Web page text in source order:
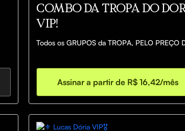
COMBO DA TROPA DO
VIP!
Todos os GRUPOS da TROPA, PELO PREÇO
Assinar a partir de R$ 16,42/mês